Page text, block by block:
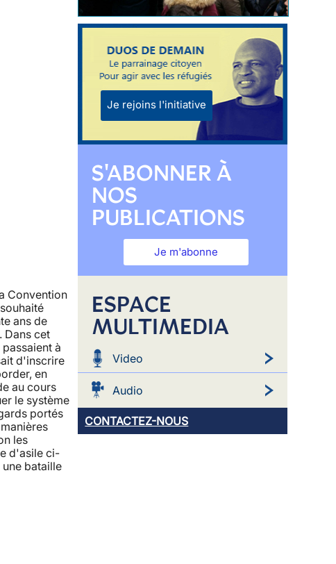
Convention
ans de
Dans cet
à
d'inscrire
en
au cours
le système
portés
les
d'asile ci-
bataille
Je rejoins l'initiative
S'ABONNER À
NOS
PUBLICATIONS
Je m'abonne
ESPACE
MULTIMEDIA
Video
Audio
CONTACTEZ-NOUS